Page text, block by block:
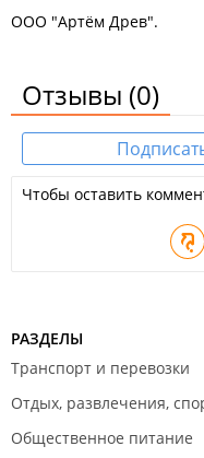
ООО "Артём Древ".
Отзывы (0)
Чтобы оставить
РАЗДЕЛЫ
Транспорт и перевозки
Отдых, развлечения,
Общественное питание